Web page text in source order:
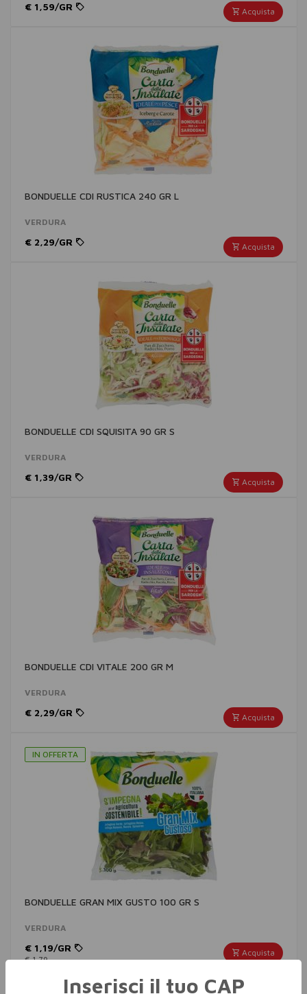
Acquista
€ 1,59/GR
BONDUELLE CDI RUSTICA 240 GR L
VERDURA
Acquista
€ 2,29/GR
BONDUELLE CDI SQUISITA 90 GR S
VERDURA
Acquista
€ 1,39/GR
BONDUELLE CDI VITALE 200 GR M
VERDURA
Acquista
€ 2,29/GR
IN OFFERTA
BONDUELLE GRAN MIX GUSTO 100 GR S
VERDURA
Acquista
€ 1,19/GR
€ 1,79
Inserisci il tuo CAP